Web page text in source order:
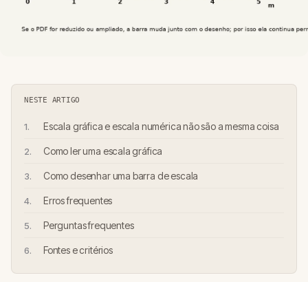
NESTE ARTIGO
Escala gráfica e escala numérica não são a mesma coisa
Como ler uma escala gráfica
Como desenhar uma barra de escala
Erros frequentes
Perguntas frequentes
Fontes e critérios